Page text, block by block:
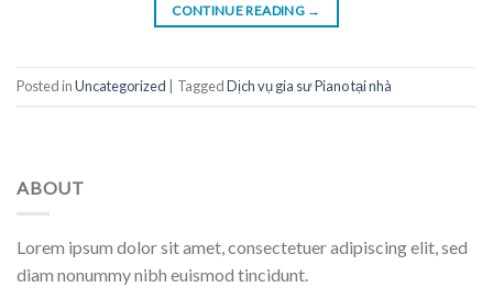
CONTINUE READING →
Posted inUncategorized TaggedDịch vụ gia sư Piano tại nhà
ABOUT
Lorem ipsum dolor sit amet, consectetuer adipiscing elit, sed
diam nonummy nibh euismod tincidunt.